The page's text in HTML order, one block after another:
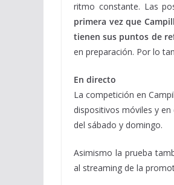
ritmo constante. Las
primera vez que
tienen sus puntos de
en preparación. Por lo
En directo
La competición en
dispositivos móviles y en
del sábado y domingo.
Asimismo la prueba
al streaming de la